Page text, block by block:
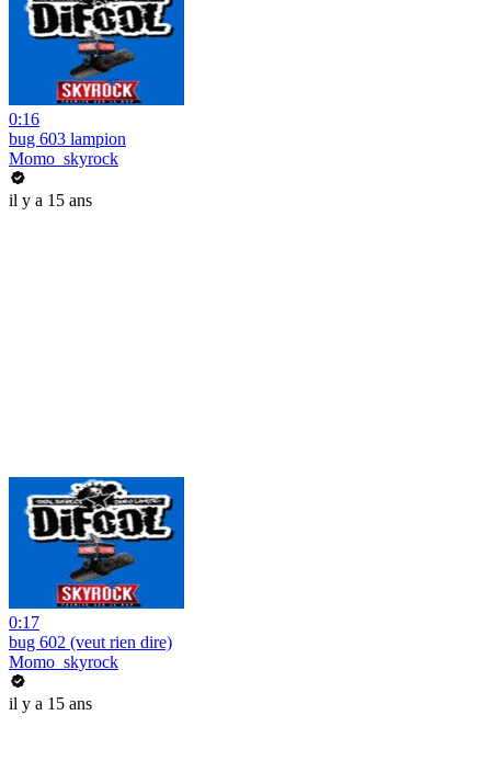
0:16
bug 603 lampion
Momo_skyrock
il y a 15 ans
0:17
bug 602 (veut rien dire)
Momo_skyrock
il y a 15 ans